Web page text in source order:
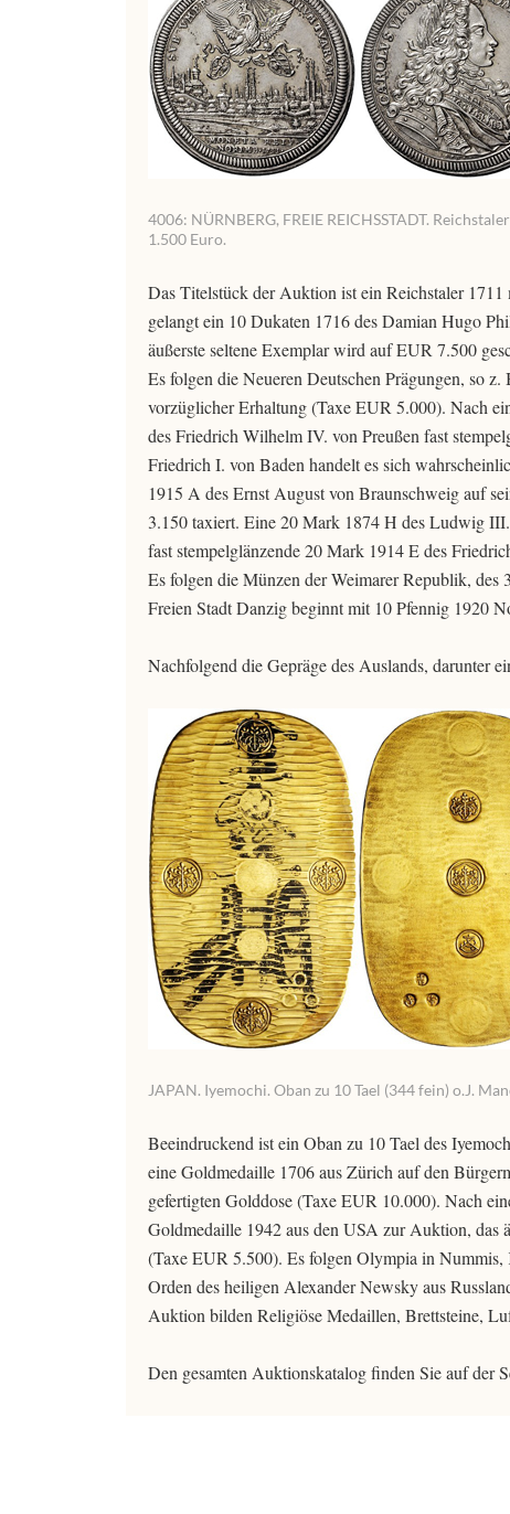
4006: NÜRNBERG, FREIE REICHSSTADT.
1.500 Euro.
Das Titelstück der Auktion ist ein Reichstaler
gelangt ein 10 Dukaten 1716 des Damian Hugo
äußerste seltene Exemplar wird auf EUR 7.500
Es folgen die Neueren Deutschen Prägungen, so
vorzüglicher Erhaltung (Taxe EUR 5.000). Nach
des Friedrich Wilhelm IV. von Preußen fast
Friedrich I. von Baden handelt es sich
1915 A des Ernst August von Braunschweig auf
3.150 taxiert. Eine 20 Mark 1874 H des Ludwig
fast stempelglänzende 20 Mark 1914 E des
Es folgen die Münzen der Weimarer Republik,
Freien Stadt Danzig beginnt mit 10 Pfennig 1920
Nachfolgend die Gepräge des Auslands, darunter
JAPAN. Iyemochi. Oban zu 10 Tael (344 fein) o.J.
Beeindruckend ist ein Oban zu 10 Tael des
eine Goldmedaille 1706 aus Zürich auf den
gefertigten Golddose (Taxe EUR 10.000). Nach
Goldmedaille 1942 aus den USA zur Auktion, das
(Taxe EUR 5.500). Es folgen Olympia in Nummis,
Orden des heiligen Alexander Newsky aus
Auktion bilden Religiöse Medaillen, Brettsteine,
Den gesamten Auktionskatalog finden Sie auf der